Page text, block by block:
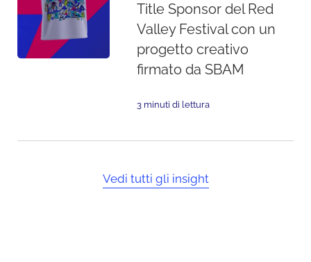
Title Sponsor del Red
Valley Festival con un
progetto creativo
firmato da SBAM
3 minuti di lettura
Vedi tutti gli insight